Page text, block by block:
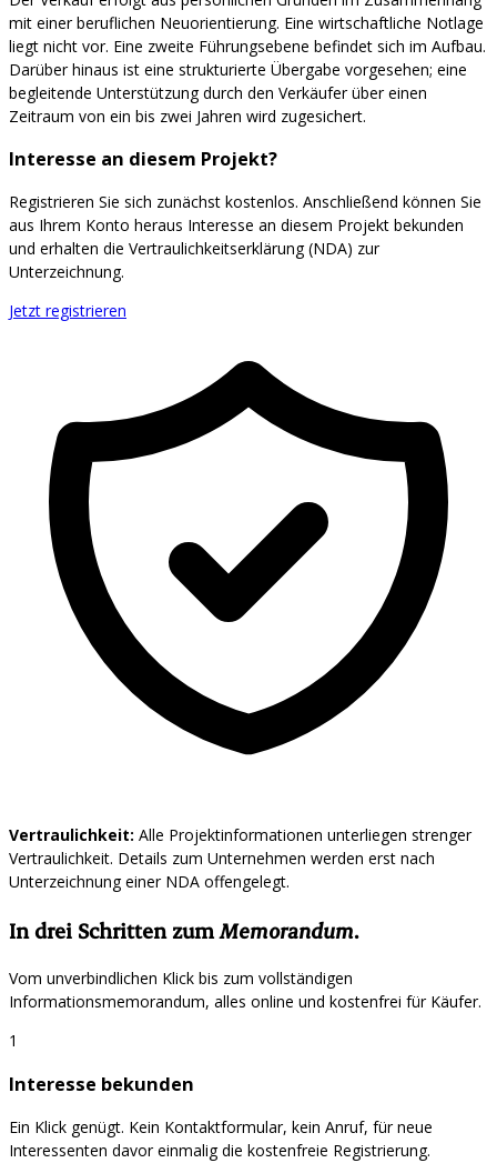
mit einer beruflichen Neuorientierung. Eine wirtschaftliche Notlage
liegt nicht vor. Eine zweite Führungsebene befindet sich im Aufbau.
Darüber hinaus ist eine strukturierte Übergabe vorgesehen; eine
begleitende Unterstützung durch den Verkäufer über einen
Zeitraum von ein bis zwei Jahren wird zugesichert.
Interesse an diesem Projekt?
Registrieren Sie sich zunächst kostenlos. Anschließend können Sie
aus Ihrem Konto heraus Interesse an diesem Projekt bekunden
und erhalten die Vertraulichkeitserklärung (NDA) zur
Unterzeichnung.
Jetzt registrieren
Vertraulichkeit: Alle Projektinformationen unterliegen strenger
Vertraulichkeit. Details zum Unternehmen werden erst nach
Unterzeichnung einer NDA offengelegt.
In drei Schritten zumMemorandum.
Vom unverbindlichen Klick bis zum vollständigen
Informationsmemorandum, alles online und kostenfrei für Käufer.
1
Interesse bekunden
Ein Klick genügt. Kein Kontaktformular, kein Anruf, für neue
Interessenten davor einmalig die kostenfreie Registrierung.